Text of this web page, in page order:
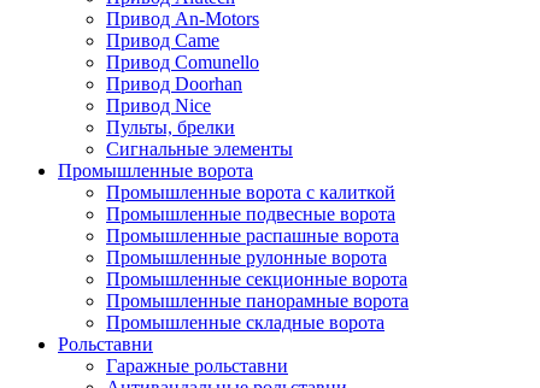
Привод An-Motors
Привод Came
Привод Comunello
Привод Doorhan
Привод Nice
Пульты, брелки
Сигнальные элементы
Промышленные ворота
Промышленные ворота с калиткой
Промышленные подвесные ворота
Промышленные распашные ворота
Промышленные рулонные ворота
Промышленные секционные ворота
Промышленные панорамные ворота
Промышленные складные ворота
Рольставни
Гаражные рольставни